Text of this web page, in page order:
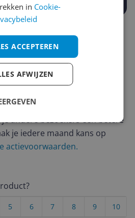
geschreven
en wil je graag je mening
met het schrijven van je
details duurt het schrijven
tussen de 3 en 10 minuten.
andere bezoekers een betere
je iedere maand kans op
actievoorwaarden.
10
9
8
7
6
5
in Cookie-
ACCEPTEREN
AFWIJZEN